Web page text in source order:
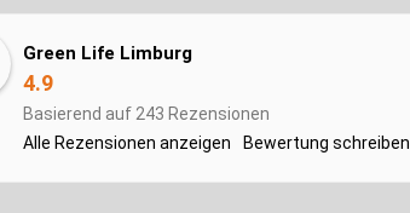
Green Life Limburg
4.9
Basierend auf 243 Rezensionen
Alle Rezensionen anzeigen
Bewertung schreiben